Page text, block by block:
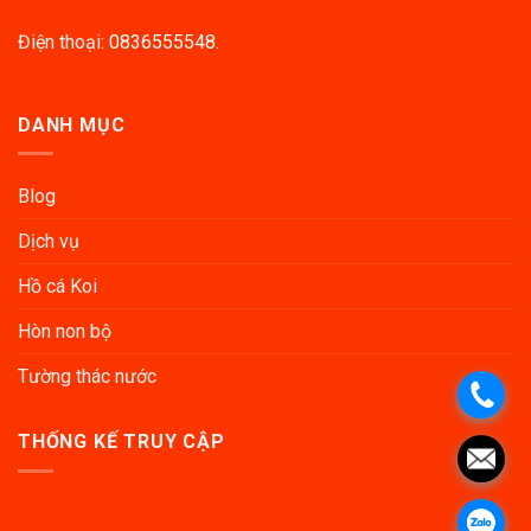
Điện thoại: 0836555548.
DANH MỤC
Blog
Dịch vụ
Hồ cá Koi
Hòn non bộ
Tường thác nước
THỐNG KẾ TRUY CẬP